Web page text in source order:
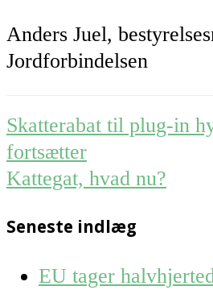
Anders Juel,
Jordforbindelsen
Post
navigation
Skatterabat til plug-in
fortsætter
Kattegat, hvad nu?
Seneste indlæg
EU tager